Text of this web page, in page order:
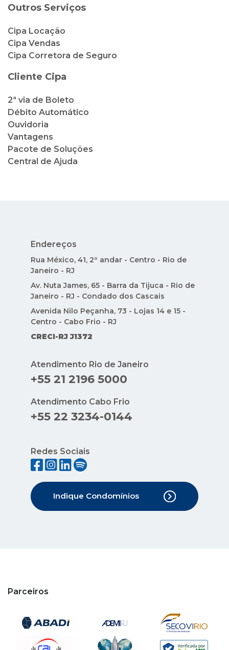
Outros Serviços
Cipa Locação
Cipa Vendas
Cipa Corretora de Seguro
Cliente Cipa
2ª via de Boleto
Débito Automático
Ouvidoria
Vantagens
Pacote de Soluções
Central de Ajuda
Endereços
Rua México, 41, 2º andar - Centro - Rio de
Janeiro - RJ
Av. Nuta James, 65 - Barra da Tijuca - Rio de
Janeiro - RJ - Condado dos Cascais
Avenida Nilo Peçanha, 73 - Lojas 14 e 15 -
Centro - Cabo Frio - RJ
CRECI-RJ J1372
Atendimento Rio de Janeiro
+55 21 2196 5000
Atendimento Cabo Frio
+55 22 3234-0144
Redes Sociais
Indique Condomínios
Parceiros